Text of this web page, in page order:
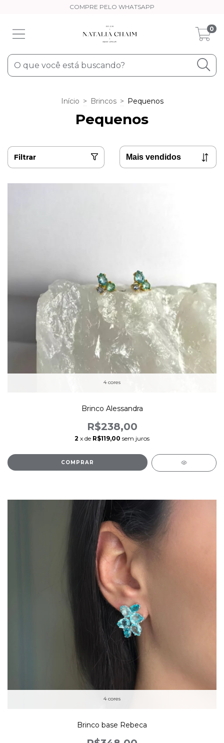
COMPRE PELO WHATSAPP
0
Início > Brincos > Pequenos
Pequenos
Filtrar
4 cores
Brinco Alessandra
R$238,00
2 x de R$119,00 sem juros
COMPRAR
4 cores
Brinco base Rebeca